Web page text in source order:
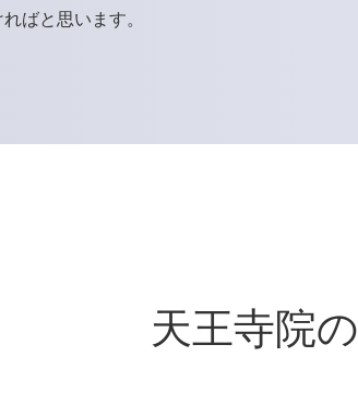
ばと思います。
天王寺院の